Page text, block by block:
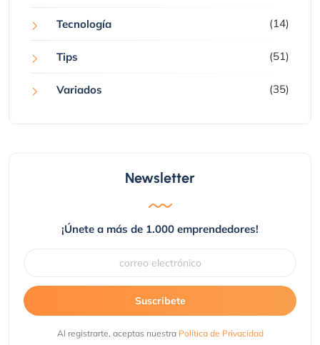
Tecnología (14)
Tips (51)
Variados (35)
Newsletter
¡Únete a más de 1.000 emprendedores!
Suscribete
Al registrarte, aceptas nuestra Política de Privacidad